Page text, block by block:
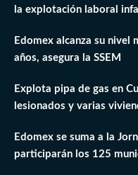
la explotación laboral
Edomex alcanza su nivel
años, asegura la SSEM
Explota pipa de gas en
lesionados y varias
Edomex se suma a la
participarán los 125